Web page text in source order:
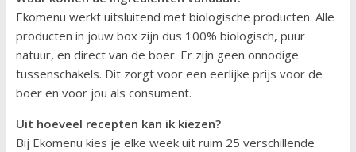
Ekomenu werkt uitsluitend met biologische producten. Alle
producten in jouw box zijn dus 100% biologisch, puur
natuur, en direct van de boer. Er zijn geen onnodige
tussenschakels. Dit zorgt voor een eerlijke prijs voor de
boer en voor jou als consument.
Uit hoeveel recepten kan ik kiezen?
Bij Ekomenu kies je elke week uit ruim 25 verschillende